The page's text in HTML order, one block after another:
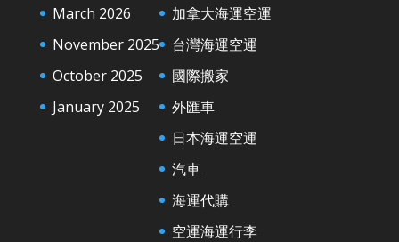
March 2026
November 2025
October 2025
January 2025
加拿大海運空運
台灣海運空運
國際搬家
外匯車
日本海運空運
汽車
海運代購
空運海運行李